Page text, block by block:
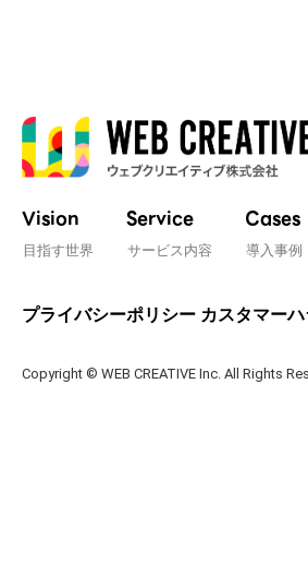
Vision
目指す世界
Service
サービス内容
Cases
導入事例
プライバシーポリシー カスタマー
Copyright © WEB CREATIVE Inc. All Rights